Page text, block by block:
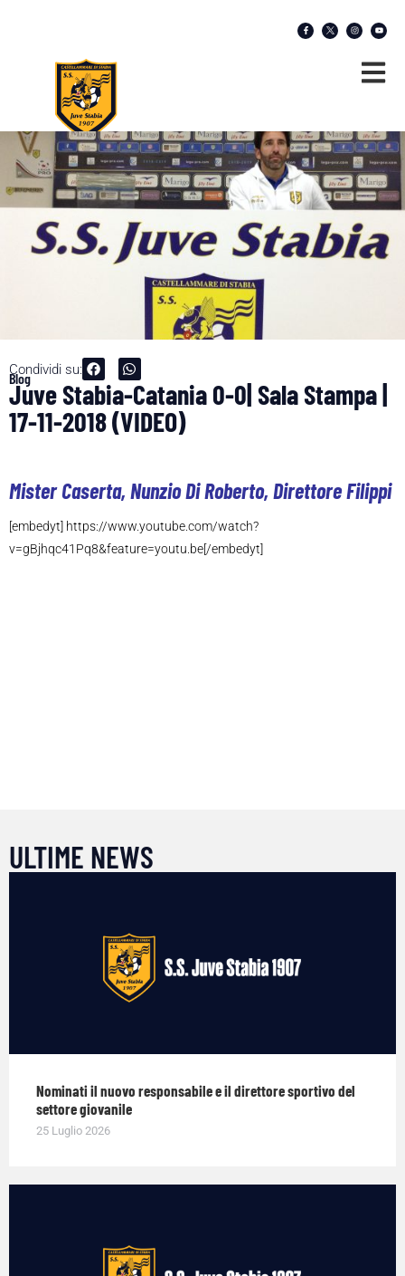
Condividi su:
Blog
Juve Stabia-Catania 0-0| Sala Stampa |
17-11-2018 (VIDEO)
Mister Caserta, Nunzio Di Roberto, Direttore Filippi
[embedyt] https://www.youtube.com/watch?
v=gBjhqc41Pq8&feature=youtu.be[/embedyt]
ULTIME NEWS
Nominati il nuovo responsabile e il direttore sportivo del
settore giovanile
25 Luglio 2026